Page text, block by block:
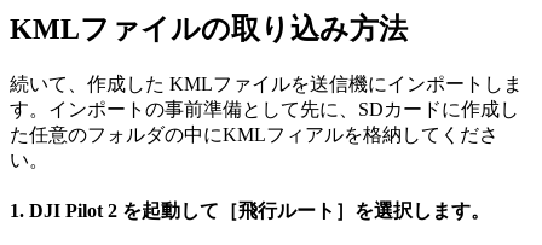
KMLファイルの取り込み方法
続いて、作成した KMLファイルを送信機にインポートしま
す。インポートの事前準備として先に、SDカードに作成し
た任意のフォルダの中にKMLフィアルを格納してくださ
い。
1. DJI Pilot 2 を起動して［飛行ルート］を選択します。